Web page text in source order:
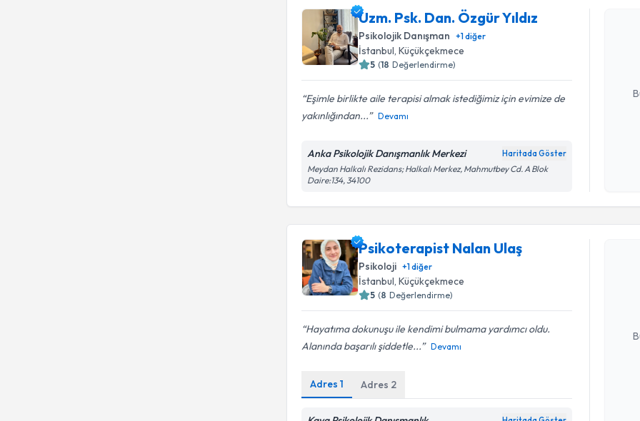
Uzm. Psk. Dan. Özgür Yıldız
Psikolojik Danışman +1diğer
İstanbul, Küçükçekmece
5 (18 Değerlendirme)
Eşimle birlikte aile terapisi almak istediğimiz için evimize de
yakınlığından...
Devamı
Anka Psikolojik Danışmanlık Merkezi Haritada Göster
Meydan Halkalı Rezidans; Halkalı Merkez, Mahmutbey Cd. A Blok
Daire:134, 34100
Psikoterapist Nalan Ulaş
Psikoloji +1diğer
İstanbul, Küçükçekmece
5 (8 Değerlendirme)
Hayatıma dokunuşu ile kendimi bulmama yardımcı oldu.
Alanında başarılı şiddetle...
Devamı
Adres1 Adres 2